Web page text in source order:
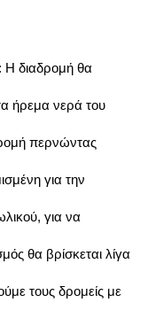
διαδρομή θα
ήρεμα νερά του
περνώντας
για την
για να
θα βρίσκεται λίγα
τους δρομείς με